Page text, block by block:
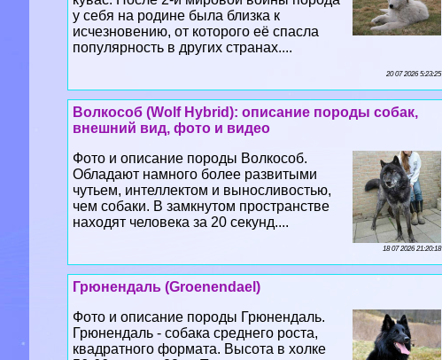
20 07 2026 5:23:25
Волкособ (Wolf Hybrid): описание породы собак,
Фото и описание породы Волкособ.
Обладают намного более развитыми
чутьем, интеллектом и выносливостью,
чем собаки. В замкнутом прострaнcтве
находят человека за 20 секунд....
18 07 2026 21:20:18
Грюнендаль (Groenendael)
Грюнендаль - собака среднего роста,
квадратного формата. Высота в холке
56-66 см, вес 28 кг. Пропорционально
сложена, имеет благородный вид....
16 07 2026 1:35:18